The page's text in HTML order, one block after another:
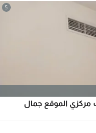
5
4 سرائر تكييف مركزي الموقع جمال